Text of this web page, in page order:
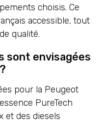
choisis. Ce
accessible, tout
qualité.
sont envisagées
pour la Peugeot
PureTech
et des diesels